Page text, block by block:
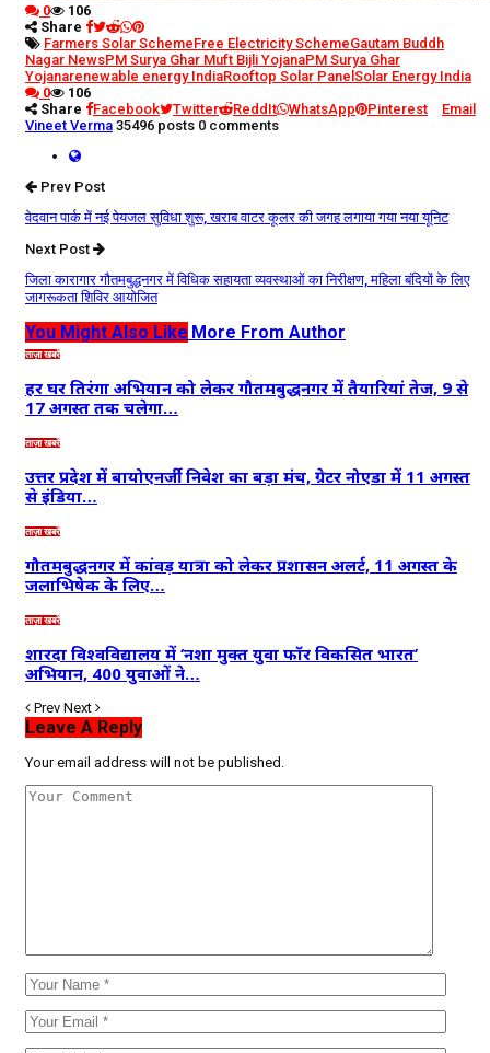
0
106
Share
Farmers Solar SchemeFree Electricity SchemeGautam Buddh
Nagar NewsPM Surya Ghar Muft Bijli YojanaPM Surya Ghar
Yojanarenewable energy IndiaRooftop Solar Panel Solar Energy India
0
106
Share
Facebook Twitter ReddIt WhatsApp Pinterest
Email
Vineet Verma 35496 posts 0 comments
Prev Post
वेदवान पार्क में नई पेयजल सुविधा शुरू, खराब वाटर कूलर की जगह लगाया गया नया यूनिट
Next Post
जिला कारागार गौतमबुद्धनगर में विधिक सहायता व्यवस्थाओं का निरीक्षण, महिला बंदियों के लिए
जागरूकता शिविर आयोजित
You Might Also Like More From Author
ताज़ा खबरें
हर घर तिरंगा अभियान को लेकर गौतमबुद्धनगर में तैयारियां तेज, 9 से
17 अगस्त तक चलेगा…
ताज़ा खबरें
उत्तर प्रदेश में बायोएनर्जी निवेश का बड़ा मंच, ग्रेटर नोएडा में 11 अगस्त
से इंडिया…
ताज़ा खबरें
गौतमबुद्धनगर में कांवड़ यात्रा को लेकर प्रशासन अलर्ट, 11 अगस्त के
जलाभिषेक के लिए…
ताज़ा खबरें
शारदा विश्वविद्यालय में ‘नशा मुक्त युवा फॉर विकसित भारत’
अभियान, 400 युवाओं ने…
Prev Next
Leave A Reply
Your email address will not be published.